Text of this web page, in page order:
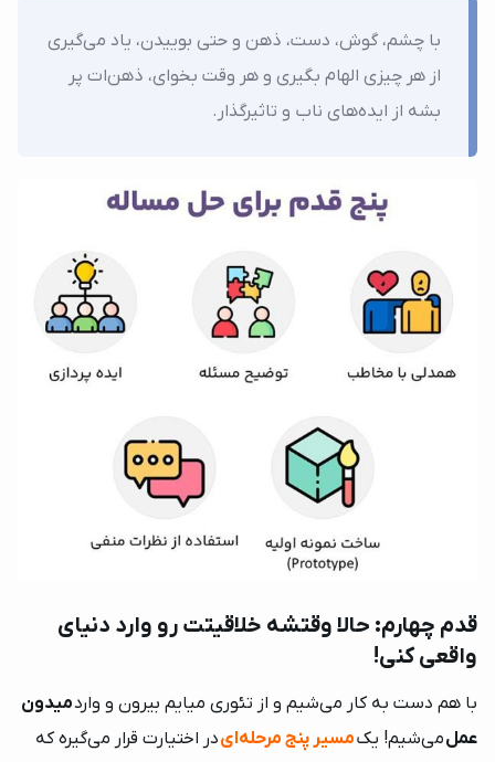
با چشم، گوش، دست، ذهن و حتی بوییدن، یاد می‌گیری
از هر چیزی الهام بگیری و هر وقت بخوای، ذهن‌ات پر
بشه از ایده‌های ناب و تاثیرگذار.
قدم چهارم: حالا وقتشه خلاقیتت رو وارد دنیای
واقعی کنی!
با هم دست به کار می‌شیم و از تئوری میایم بیرون و واردمیدون
عملمی‌شیم! یکمسیر پنج مرحله‌ایدر اختیارت قرار می‌گیره که
خرید اقساطی از دیدوگرام
دسترسی کامل به دوره بعد از پرداخت اولین قسط!
شرایط پرداخت اقساطی
قسط و بدون کارمزد ثبت‌نام کنید.
ورود به حساب کاربری
شماره موبایل خود را وارد کنید
ارسال کد